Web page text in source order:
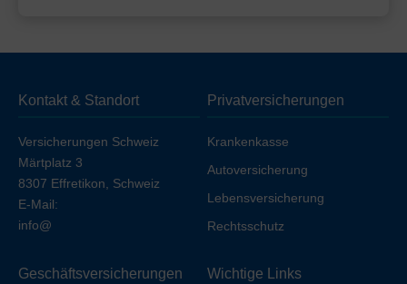
Kontakt & Standort
Versicherungen Schweiz
Märtplatz 3
8307 Effretikon, Schweiz
E-Mail:
info@
Privatversicherungen
Krankenkasse
Autoversicherung
Lebensversicherung
Rechtsschutz
Geschäftsversicherungen Wichtige Links